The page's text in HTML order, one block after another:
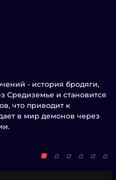
- история бродяги,
Средиземье и становится
что приводит к
в мир демонов через